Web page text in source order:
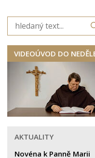
VIDEOÚVOD DO
AKTUALITY
Novéna k Panně Marii